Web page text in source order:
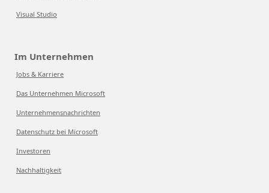
Visual Studio
Im Unternehmen
Jobs & Karriere
Das Unternehmen Microsoft
Unternehmensnachrichten
Datenschutz bei Microsoft
Investoren
Nachhaltigkeit